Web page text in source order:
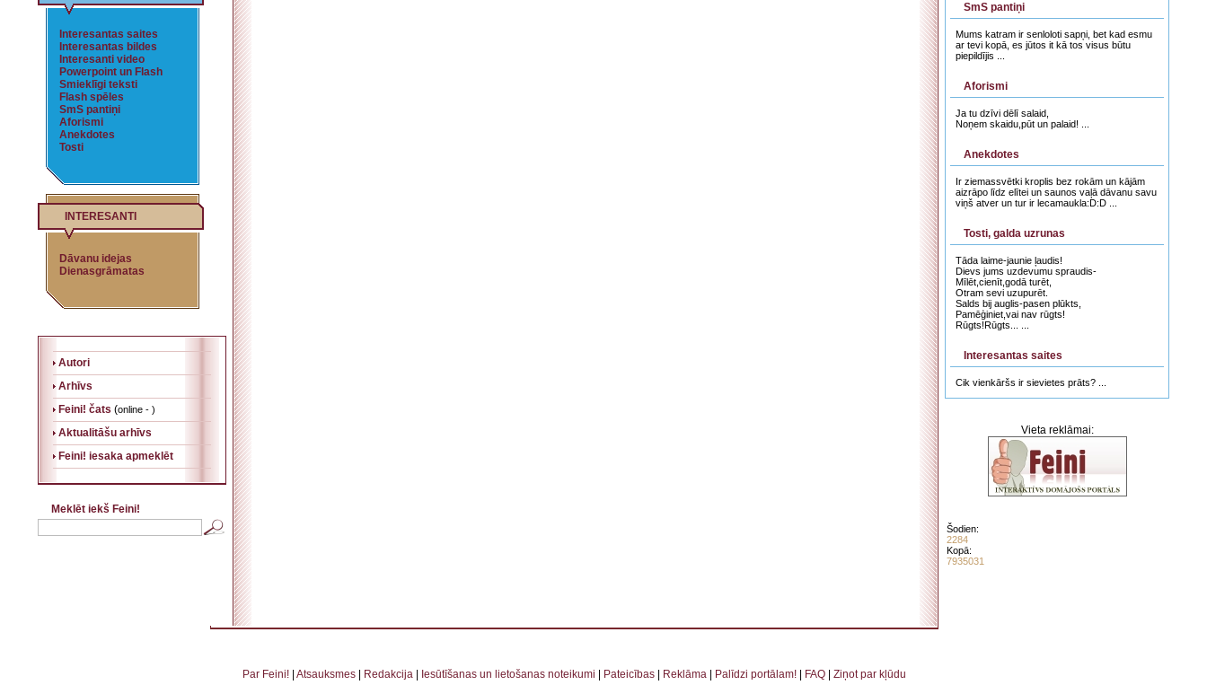
Interesantas saites
Interesantas bildes
Interesanti video
Powerpoint un Flash
Smieklīgi teksti
Flash spēles
SmS pantiņi
Aforismi
Anekdotes
Tosti
INTERESANTI
Dāvanu idejas
Dienasgrāmatas
Autori
Arhīvs
Feini! čats (online - )
Aktualitāšu arhīvs
Feini! iesaka apmeklēt
Meklēt iekš Feini!
SmS pantiņi
Mums katram ir senloloti sapņi, bet kad esmu
ar tevi kopā, es jūtos it kā tos visus būtu
piepildījis ...
Aforismi
Ja tu dzīvi dēlī salaid,
Noņem skaidu,pūt un palaid! ...
Anekdotes
Ir ziemassvētki kroplis bez rokām un kājām
aizrāpo līdz elītei un saunos vaļā dāvanu savu
viņš atver un tur ir lecamaukla:D:D ...
Tosti, galda uzrunas
Tāda laime-jaunie ļaudis!
Dievs jums uzdevumu spraudis-
Mīlēt,cienīt,godā turēt,
Otram sevi uzupurēt.
Salds bij auglis-pasen plūkts,
Pamēģiniet,vai nav rūgts!
Rūgts!Rūgts... ...
Interesantas saites
Cik vienkāršs ir sievietes prāts? ...
Vieta reklāmai:
Šodien:
2284
Kopā:
7935031
Par Feini! Atsauksmes Redakcija Iesūtīšanas un lietošanas noteikumi Pateicības Reklāma Palīdzi portālam! FAQ Ziņot par kļūdu